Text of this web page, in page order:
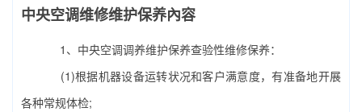
中央空调维修维护保养內容
1、中央空调调养维护保养查验性维修保养：
(1)根据机器设备运转状况和客户满意度，有准备地开展
各种常规体检;